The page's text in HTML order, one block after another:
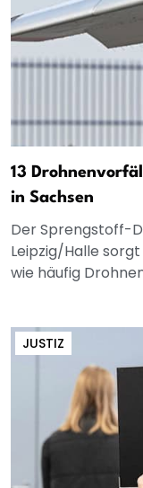
13
in Sachsen
Der Sprengstoff-
Leipzig/Halle
wie häufig
JUSTIZ